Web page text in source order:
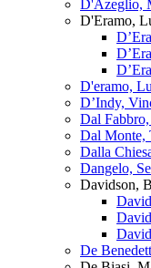
D'Azeglio,
D'Eramo,
D'eramo,
D’Indy,
Dal
Dal Monte,
Dalla
Dangelo,
Davidson,
De